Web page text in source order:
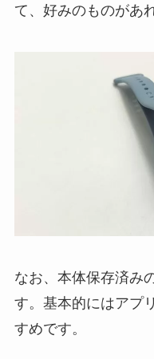
て、好みのものがあ
なお、本体保存済み
す。基本的にはアプ
すめです。